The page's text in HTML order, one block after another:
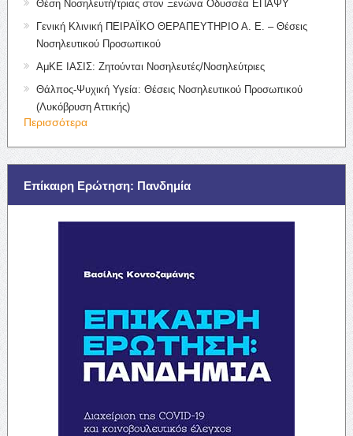
Θέση Νοσηλευτή/τριας στον Ξενώνα Οδυσσέα ΕΠΑΨΥ
Γενική Κλινική ΠΕΙΡΑΪΚΟ ΘΕΡΑΠΕΥΤΗΡΙΟ Α. Ε. – Θέσεις
Νοσηλευτικού Προσωπικού
ΑμΚΕ ΙΑΣΙΣ: Ζητούνται Νοσηλευτές/Νοσηλεύτριες
Θάλπος-Ψυχική Υγεία: Θέσεις Νοσηλευτικού Προσωπικού
(Λυκόβρυση Αττικής)
Περισσότερα
Επίκαιρη Ερώτηση: Πανδημία